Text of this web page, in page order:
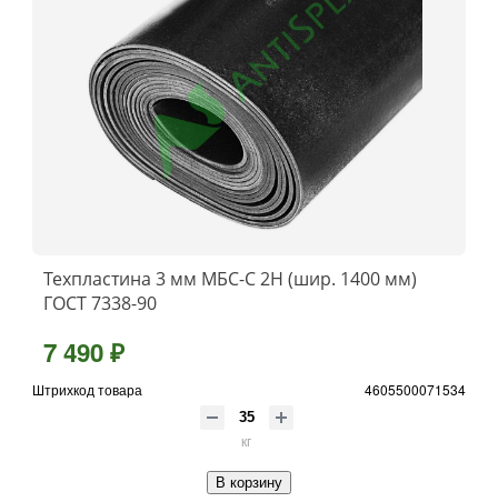
Техпластина 3 мм МБС-С 2Н (шир. 1400 мм)
ГОСТ 7338-90
7 490 ₽
Штрихкод товара 4605500071534
кг
В корзину